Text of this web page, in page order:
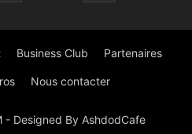
Business Club Partenaires
Nous contacter
- Designed By AshdodCafe